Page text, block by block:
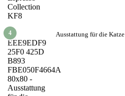
4 Ausstattung für die Katze